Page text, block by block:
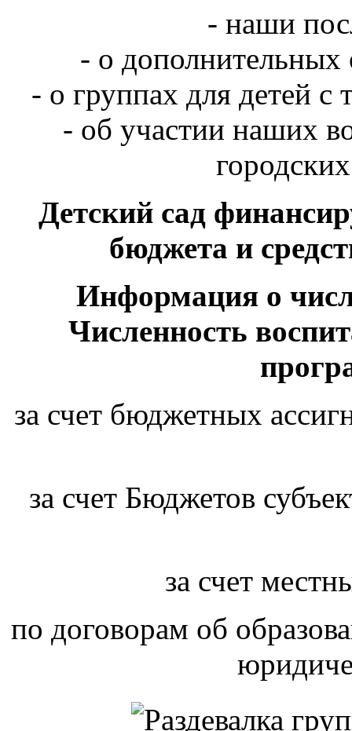
- наши
- о дополнительных
- о группах для детей
- об участии наших
Детский сад
бюджета и
Информация о
Численность
за счет бюджетных
за счет Бюджетов
за счет
по договорам об